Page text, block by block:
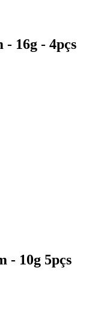
- 16g - 4pçs
- 10g 5pçs